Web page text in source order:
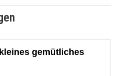
gemütliches